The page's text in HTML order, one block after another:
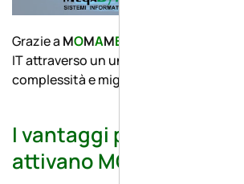
Grazie a MOMAMB
IT attraverso un unico fornitore,
complessità e migliorando l’efficienza
I vantaggi per i clienti
attivano MOMAMB